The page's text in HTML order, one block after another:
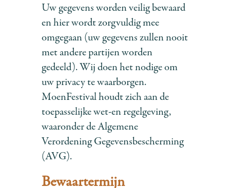
Uw gegevens worden veilig bewaard
en hier wordt zorgvuldig mee
omgegaan (uw gegevens zullen nooit
met andere partijen worden
gedeeld). Wij doen het nodige om
uw privacy te waarborgen.
MoenFestival houdt zich aan de
toepasselijke wet-en regelgeving,
waaronder de Algemene
Verordening Gegevensbescherming
(AVG).
Bewaartermijn